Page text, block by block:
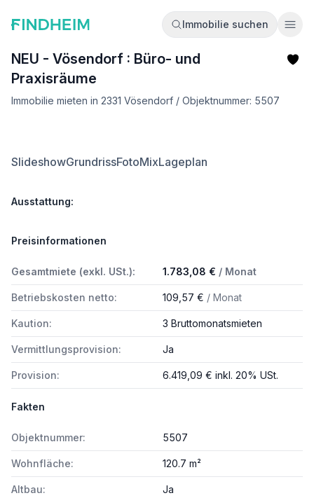
Immobilie suchen
NEU - Vösendorf : Büro- und
Praxisräume
Immobilie mieten in 2331 Vösendorf / Objektnummer: 5507
SlideshowGrundrissFotoMixLageplan
Ausstattung:
Preisinformationen
Gesamtmiete (exkl. USt.): 1.783,08 € / Monat
Betriebskosten netto: 109,57 € / Monat
Kaution: 3 Bruttomonatsmieten
Vermittlungsprovision: Ja
Provision: 6.419,09 € inkl. 20% USt.
Fakten
Objektnummer: 5507
Wohnfläche: 120.7 m²
Altbau: Ja